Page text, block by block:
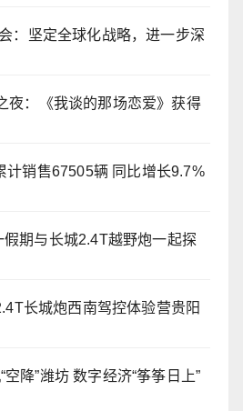
：坚定全球化战略，进一步深
夜：《我谈的那场恋爱》获得
计销售67505辆 同比增长9.7%
期与长城2.4T越野炮一起探
长城炮西南驾控体验营贵阳
降”潍坊 数字经济“筝筝日上”